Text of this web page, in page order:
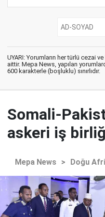
UYARI: Yorumların her türlü cezai
aittir. Mepa News, yapılan
600 karakterle (boşluklu) sınırlıdır.
Somali-
askeri iş
Mepa News > Doğu